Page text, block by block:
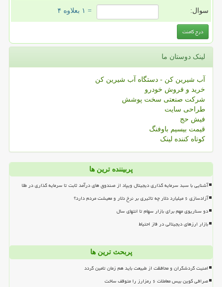
سوال: = ۱ بعلاوه ۴
لینک دوستان ما
آب شیرین کن - دستگاه آب شیرین کن
خرید و فروش خودرو
شرکت صنعتی سخت پوشش
طراحی سایت
فیش حج
قیمت بیسیم باوفنگ
کوتاه کننده لینک
پربیننده ترین ها
آشنایی با سبد سرمایه گذاری دیجیتال ویپاد از صندوق های درآمد ثابت تا سرمایه گذاری در طلا
آزادسازی ۶ میلیارد دلار چه تاثیری بر نرخ دلار و معیشت مردم دارد؟
دو سناریوی مهم برای بازار سهام تا انتهای سال
بازار ارزهای دیجیتالی در فاز احتیاط
پربحث ترین ها
امنیت گردشگران و محافظت از طبیعت باید هم زمان تامین گردد
صرافی کوین بیس معاملات ۶ رمزارز را متوقف ساخت